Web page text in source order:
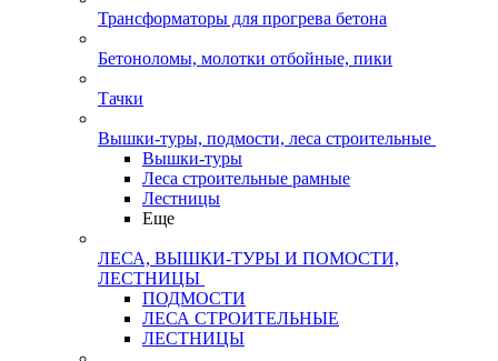
Трансформаторы для прогрева бетона
Бетоноломы, молотки отбойные, пики
Тачки
Вышки-туры, подмости, леса строительные
Вышки-туры
Леса строительные рамные
Лестницы
Еще
ЛЕСА, ВЫШКИ-ТУРЫ И ПОМОСТИ,
ЛЕСТНИЦЫ
ПОДМОСТИ
ЛЕСА СТРОИТЕЛЬНЫЕ
ЛЕСТНИЦЫ